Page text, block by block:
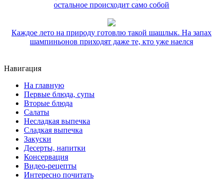
остальное происходит само собой
Каждое лето на природу готовлю такой шашлык. На запах
шампиньонов приходят даже те, кто уже наелся
Навигация
На главную
Первые блюда, супы
Вторые блюда
Салаты
Несладкая выпечка
Сладкая выпечка
Закуски
Десерты, напитки
Консервация
Видео-рецепты
Интересно почитать